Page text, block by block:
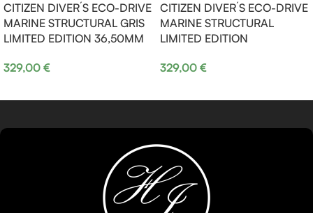
CITIZEN DIVER´S ECO-DRIVE
MARINE STRUCTURAL GRIS
LIMITED EDITION 36,50MM
329,00 €
CITIZEN DIVER´S ECO-DRIVE
MARINE STRUCTURAL
LIMITED EDITION
329,00 €